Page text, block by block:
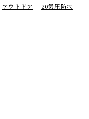
アウトドア 20気圧防水